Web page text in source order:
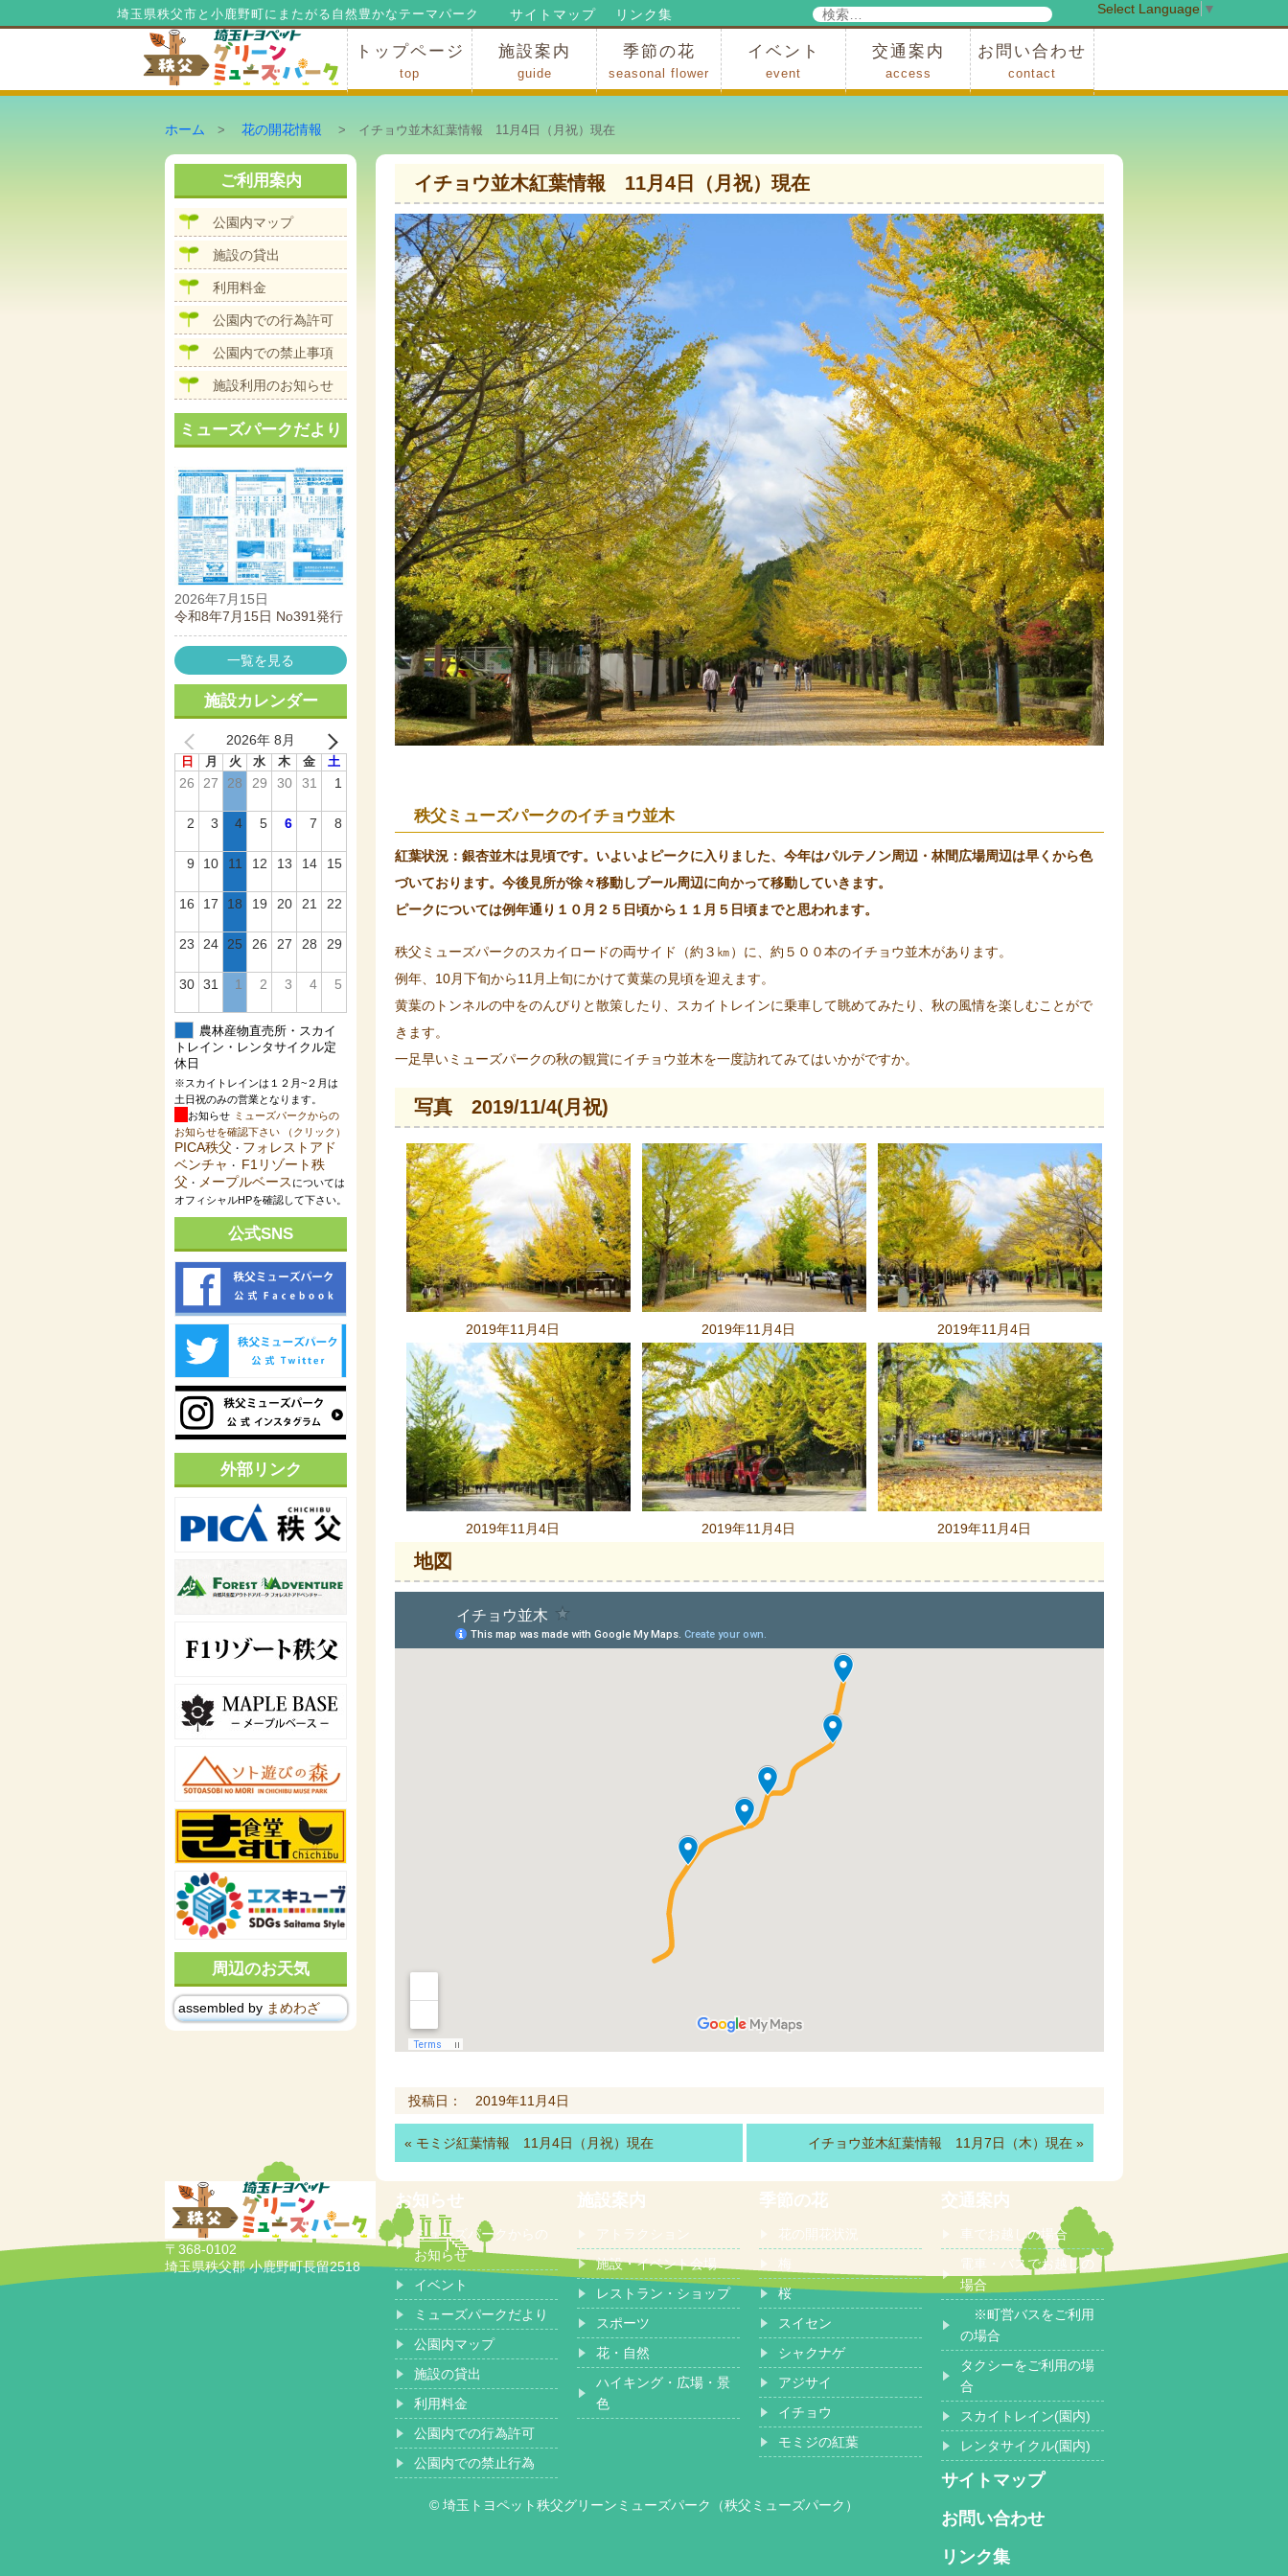
埼玉県秩父市と小鹿野町にまたがる自然豊かなテーマパーク リンク集
サイトマップ
検
検
索
トップページ
top
施設案内
guide
季節の花
seasonal flower
イベント
event
交通案内
access
お問い合わせ
contact
Select Language ▼
ホーム > 花の開花情報 > イチョウ並木紅葉情報 11月4日（月祝）現在
イチョウ並木紅葉情報 11月4日（月祝）現在
秩父ミューズパークのイチョウ並木
紅葉状況：銀杏並木は見頃です。いよいよピークに入りました、今年はパルテノン周辺・林間広場周辺は早くから色
づいております。今後見所が徐々移動しプール周辺に向かって移動していきます。
ピークについては例年通り１０月２５日頃から１１月５日頃までと思われます。
秩父ミューズパークのスカイロードの両サイド（約３㎞）に、約５００本のイチョウ並木があります。
例年、10月下旬から11月上旬にかけて黄葉の見頃を迎えます。
黄葉のトンネルの中をのんびりと散策したり、スカイトレインに乗車して眺めてみたり、秋の風情を楽しむことがで
きます。
一足早いミューズパークの秋の観賞にイチョウ並木を一度訪れてみてはいかがですか。
写真 2019/11/4(月祝)
2019年11月4日 2019年11月4日 2019年11月4日
2019年11月4日 2019年11月4日 2019年11月4日
地図
投稿日： 2019年11月4日
« モミジ紅葉情報 11月4日（月祝）現在 イチョウ並木紅葉情報 11月7日（木）現在 »
ご利用案内
公園内マップ
施設の貸出
利用料金
公園内での行為許可
公園内での禁止事項
施設利用のお知らせ
ミューズパークだより
2026年7月15日
令和8年7月15日 No391発行
一覧を見る
施設カレンダー
2026年 8月
日 月 火 水 木 金 土
26 27 28 29 30 31 1
2 3 4 5 6 7 8
9 10 11 12 13 14 15
16 17 18 19 20 21 22
23 24 25 26 27 28 29
30 31 1 2 3 4 5
農林産物直売所・スカイ
トレイン・レンタサイクル定
休日
※スカイトレインは１２月~２月は
土日祝のみの営業となります。
お知らせ ミューズパークからの
お知らせを確認下さい （クリック）
PICA秩父 ・ フォレストアド
ベンチャ ・ F1リゾート秩
父 ・ メープルベース については
オフィシャルHPを確認して下さい。
公式SNS
外部リンク
周辺のお天気
assembled by まめわざ
〒368-0102
埼玉県秩父郡 小鹿野町長留2518
お知らせ
ミューズパークからの
お知らせ
イベント
ミューズパークだより
公園内マップ
施設の貸出
利用料金
公園内での行為許可
公園内での禁止行為
施設案内
アトラクション
施設・イベント会場
レストラン・ショップ
スポーツ
花・自然
ハイキング・広場・景
色
季節の花
花の開花状況
梅
桜
スイセン
シャクナゲ
アジサイ
イチョウ
モミジの紅葉
交通案内
車でお越しの場合
電車・バスでお越しの
場合
※町営バスをご利用
の場合
タクシーをご利用の場
合
スカイトレイン(園内)
レンタサイクル(園内)
サイトマップ
お問い合わせ
リンク集
© 埼玉トヨペット秩父グリーンミューズパーク（秩父ミューズパーク）